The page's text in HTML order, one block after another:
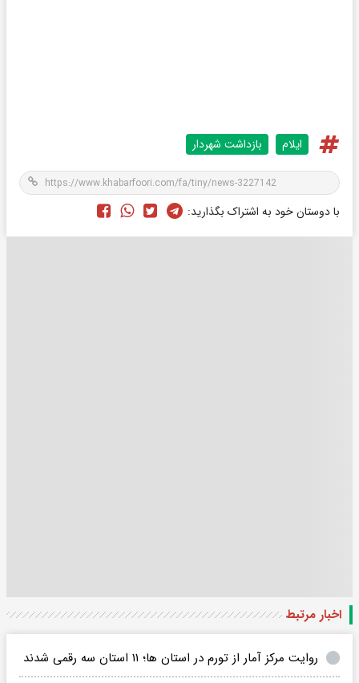
ایلام بازداشت شهردار
با دوستان خود به اشتراک بگذارید:
اخبار مرتبط
روایت مرکز آمار از تورم در استان ها؛ ۱۱ استان سه رقمی شدند